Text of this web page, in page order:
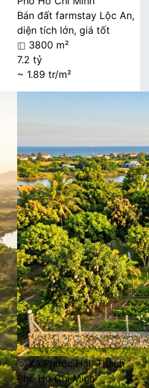
Bán đất farmstay Lộc An,
diện tích lớn, giá tốt
3800 m²
7.2 tỷ
~ 1.89 tr/m²
Xã Phước Hải, Thành
Phố Hồ Chí Minh